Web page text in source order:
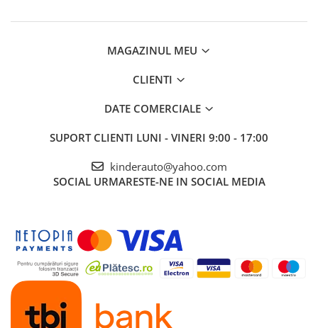
MAGAZINUL MEU
CLIENTI
DATE COMERCIALE
SUPORT CLIENTI LUNI - VINERI 9:00 - 17:00
kinderauto@yahoo.com
SOCIAL URMARESTE-NE IN SOCIAL MEDIA